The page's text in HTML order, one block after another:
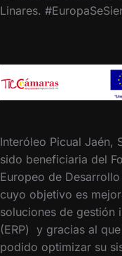
Linares.
Interóleo Picual Jaén,
sido beneficiaria del
Europeo de Desarrollo
cuyo objetivo es
soluciones de gestión
(ERP) y gracias al
podido optimizar su